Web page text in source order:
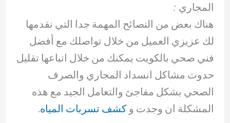
المجاري :
هناك بعض من النصائح المهمة جدا التي نقدمها
لك عزيزي العميل من خلال تواصلك مع أفضل
فني صحي بالكويت يمكنك من خلال اتباعها تقليل
حدوث مشاكل انسداد المجاري والصرف
الصحي بشكل مفاجئ والتعامل الجيد مع هذه
المشكلة ان وجدت و كشف تسربات المياه.